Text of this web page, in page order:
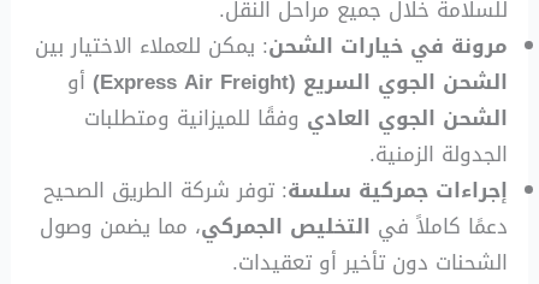
للسلامة خلال جميع مراحل النقل.
مرونة في خيارات الشحن: يمكن للعملاء الاختيار بين
الشحن الجوي السريع (Express Air Freight)
أو
الشحن الجوي العادي وفقًا للميزانية ومتطلبات
الجدولة الزمنية.
إجراءات جمركية سلسة: توفر شركة الطريق الصحيح
دعمًا كاملاً في التخليص الجمركي، مما يضمن وصول
الشحنات دون تأخير أو تعقيدات.